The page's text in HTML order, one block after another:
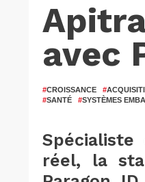
avec
#CROISSANCE #
#SANTÉ #SYSTÈMES
réel, la